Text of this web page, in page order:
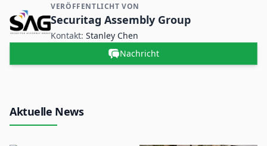
Kontakt- und Firmeninformationen
VERÖFFENTLICHT VON
Securitag Assembly Group
Kontakt:Stanley Chen
Nachricht
Aktuelle News